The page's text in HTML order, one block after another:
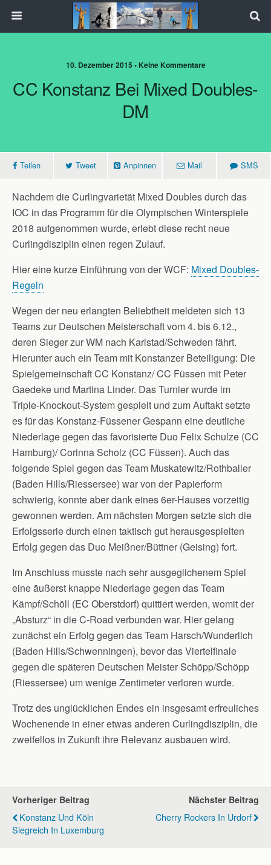
10. Dezember 2015 • Keine Kommentare
CC Konstanz Bei Mixed Doubles-
DM
Teilen Tweet Anpinnen Mail SMS
Nachdem die Curlingvarietät Mixed Doubles durch das
IOC in das Programm für die Olympischen Winterspiele
2018 aufgenommen wurde, erlebt diese recht neue
Curlingdisziplin einen regen Zulauf.
Hier eine kurze Einführung von der WCF: Mixed Doubles-
Regeln
Wegen der neu erlangten Beliebtheit meldeten sich 13
Teams zur Deutschen Meisterschaft vom 4. bis 6.12.,
deren Sieger zur WM nach Karlstad/Schweden fährt.
Hierunter auch ein Team mit Konstanzer Beteiligung: Die
Spielgemeinschaft CC Konstanz/ CC Füssen mit Peter
Gaedeke und Martina Linder. Das Turnier wurde im
Triple-Knockout-System gespielt und zum Auftakt setzte
es für das Konstanz-Füssener Gespann eine deutliche
Niederlage gegen das favorisierte Duo Felix Schulze (CC
Hamburg)/ Corinna Scholz (CC Füssen). Auch das
folgende Spiel gegen das Team Muskatewitz/Rothballer
(Baden Hills/Riessersee) war von der Papierform
schwierig, konnte aber dank eines 6er-Hauses vorzeitig
gewonnen werden. Am nächsten Morgen setzte sich die
Erfolgsserie durch einen taktisch gut herausgespielten
Erfolg gegen das Duo Meißner/Büttner (Geising) fort.
Im Anschluss musste nach sehr ausgeglichenem Spiel
eine äußerst knappe Niederlage gegen das Team
Kämpf/Schöll (EC Oberstdorf) quittiert werden, womit der
„Absturz“ in die C-Road verbunden war. Hier gelang
zunächst ein Erfolg gegen das Team Harsch/Wunderlich
(Baden Hills/Schwenningen), bevor das Viertelfinale
gegen die späteren Deutschen Meister Schöpp/Schöpp
(Riessersee) um wenige Zentimeter verloren wurde.
Trotz des unglücklichen Endes ein insgesamt erfreuliches
Wochenende in einer etwas anderen Curlingdisziplin, die
zweifellos in Zukunft ihre Relevanz ausbauen wird.
Vorheriger Beitrag
Konstanz Und Köln
Siegreich In Luxemburg
Nächster Beitrag
Cherry Rockers In Urdorf